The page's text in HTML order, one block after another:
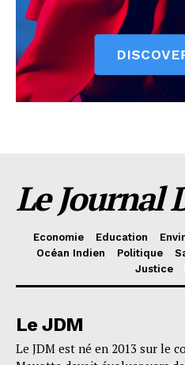
Le Journal
Economie Education
Océan Indien
Politique
Justice
Le JDM
Le JDM est né en 2013 sur le